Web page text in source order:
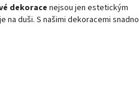
dekorace nejsou jen estetickým
duši. S našimi dekoracemi snadno